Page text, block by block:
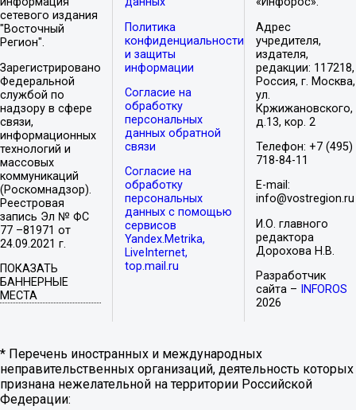
сетевого издания
"Восточный
Регион".
Зарегистрировано
Федеральной
службой по
надзору в сфере
связи,
информационных
технологий и
массовых
коммуникаций
(Роскомнадзор).
Реестровая
запись Эл № ФС
77 –81971 от
24.09.2021 г.
ПОКАЗАТЬ
БАННЕРНЫЕ
МЕСТА
Политика
конфиденциальности
и защиты
информации
Согласие на
обработку
персональных
данных обратной
связи
Согласие на
обработку
персональных
данных с помощью
сервисов
Yandex.Metrika,
LiveInternet,
top.mail.ru
Адрес
учредителя,
издателя,
редакции: 117218,
Россия, г. Москва,
ул.
Кржижановского,
д.13, кор. 2
Телефон: +7 (495)
718-84-11
E-mail:
info@vostregion.ru
И.О. главного
редактора
Дорохова Н.В.
Разработчик
сайта –
INFOROS
2026
* Перечень иностранных и международных
неправительственных организаций, деятельность которых
признана нежелательной на территории Российской
Федерации: